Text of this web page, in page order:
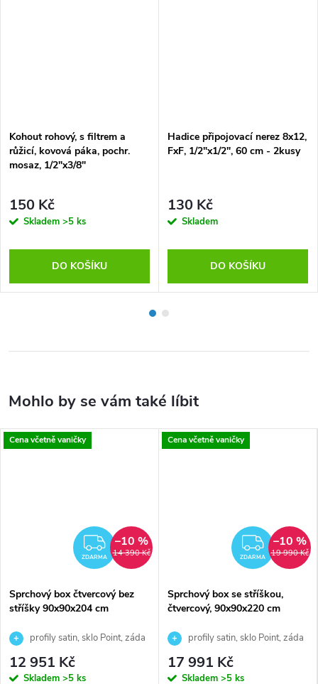
Kohout rohový, s filtrem a
růžicí, kovová páka, pochr.
mosaz, 1/2"x3/8"
150 Kč
Skladem >5 ks
DO KOŠÍKU
Hadice připojovací nerez 8x12,
FxF, 1/2"x1/2", 60 cm - 2kusy
130 Kč
Skladem
DO KOŠÍKU
Cena včetně vaničky
ZDARMA
ZDARMA 14 390 Kč
–10 %
Sprchový box čtvercový bez
stříšky 90x90x204 cm
profily satin, sklo Point, záda
bílá, s vaničkou SMC + připojovací
hadice
12 951 Kč
Skladem >5 ks
Cena včetně vaničky
ZDARMA 19 990 Kč
–10 %
Sprchový box se stříškou,
čtvercový, 90x90x220 cm
profily satin, sklo Point, záda
bílá, vanička z litého mramoru
včetně nožiček a čelního panelu +
17 991 Kč
Skladem >5 ks